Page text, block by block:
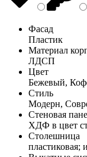
Фасад
Пластик
Материал
ЛДСП
Цвет
Бежевый,
Стиль
Модерн,
Стеновая
ХДФ в цвет
Столешница
пластиковая;